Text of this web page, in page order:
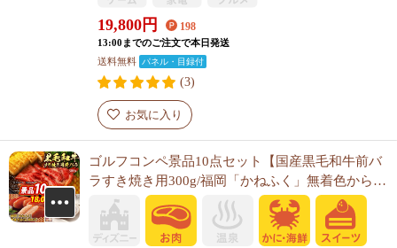
19,800円 198
13:00までのご注文で本日発送
送料無料 パネル・目録付
(3)
お気に入り
ゴルフコンペ景品10点セット【国産黒毛和牛前バ
ラすき焼き用300g/福岡「かねふく」無着色からし
明太子 他】A3パネル・目録付き<送料無料>